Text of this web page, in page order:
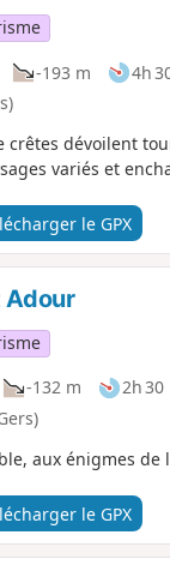
-193 m 4h
crêtes dévoilent
variés et
le GPX
Adour
-132 m 2h 30
aux énigmes de
le GPX